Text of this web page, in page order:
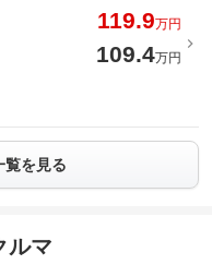
119.9万円
109.4万円
覧を見る
ルマ